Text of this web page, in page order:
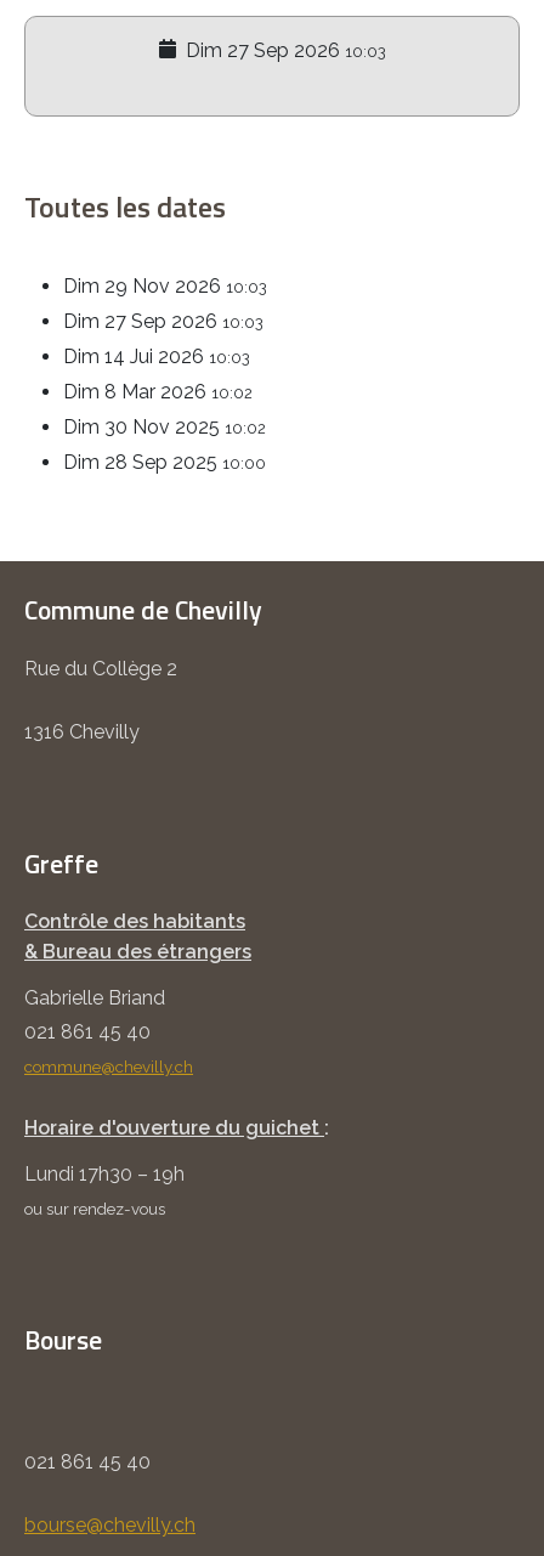
Dim 27 Sep 2026 10:03
Toutes les dates
Dim 29 Nov 2026 10:03
Dim 27 Sep 2026 10:03
Dim 14 Jui 2026 10:03
Dim 8 Mar 2026 10:02
Dim 30 Nov 2025 10:02
Dim 28 Sep 2025 10:00
Commune de Chevilly
Rue du Collège 2
1316 Chevilly
Greffe
Contrôle des habitants
& Bureau des étrangers
Gabrielle Briand
021 861 45 40
commune@chevilly.ch
Horaire d'ouverture du guichet :
Lundi 17h30 – 19h
ou sur rendez-vous
Bourse
021 861 45 40
bourse@chevilly.ch